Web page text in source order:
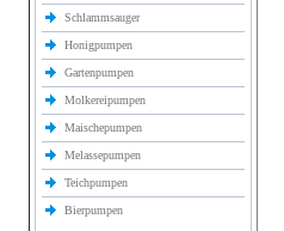
Schlammsauger
Honigpumpen
Gartenpumpen
Molkereipumpen
Maischepumpen
Melassepumpen
Teichpumpen
Bierpumpen